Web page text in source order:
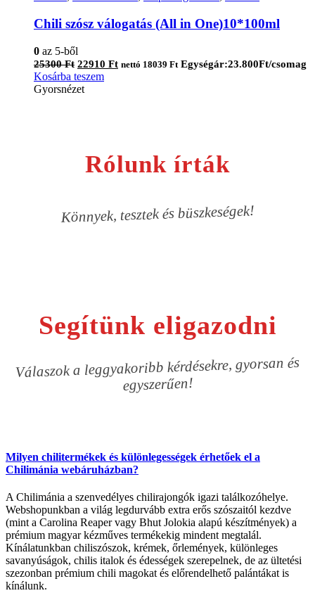
Chili szósz válogatás (All in One)10*100ml
0 az 5-ből
25300Ft Original
price
was:
25300 Ft.
22910 FtCurrent
price
nettó 18039 Ft Egységár:23.800Ft/csomag
Kosárba teszem
Gyorsnézet
Rólunk írták
Könnyek, tesztek és büszkeségek!
Segítünk eligazodni
Válaszok a leggyakoribb kérdésekre, gyorsan és
egyszerűen!
Milyen chilitermékek és különlegességek érhetőek el a
Chilimánia webáruházban?
A Chilimánia a szenvedélyes chilirajongók igazi találkozóhelye.
Webshopunkban a világ legdurvább extra erős szószaitól kezdve
(mint a Carolina Reaper vagy Bhut Jolokia alapú készítmények) a
prémium magyar kézműves termékekig mindent megtalál.
Kínálatunkban chiliszószok, krémek, őrlemények, különleges
savanyúságok, chilis italok és édességek szerepelnek, de az ültetési
szezonban prémium chili magokat és előrendelhető palántákat is
kínálunk.